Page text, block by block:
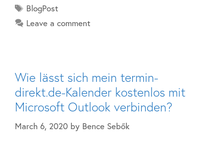
BlogPost
Leave a comment
Wie lässt sich mein termin-
direkt.de-Kalender kostenlos mit
Microsoft Outlook verbinden?
March 6, 2020 by Bence Sebők